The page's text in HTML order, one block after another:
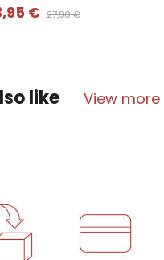
€ 27,90 €
like View more